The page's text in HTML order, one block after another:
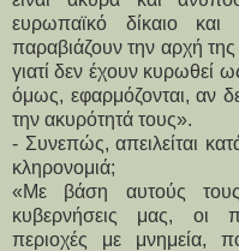
ευρωπαϊκό δίκαιο
παραβιάζουν την αρχή της
γιατί δεν έχουν κυρωθεί
όμως, εφαρμόζονται, αν
την ακυρότητά τους».
- Συνεπώς, απειλείται
κληρονομιά;
«Με βάση αυτούς
κυβερνήσεις μας, οι
περιοχές με μνημεία,